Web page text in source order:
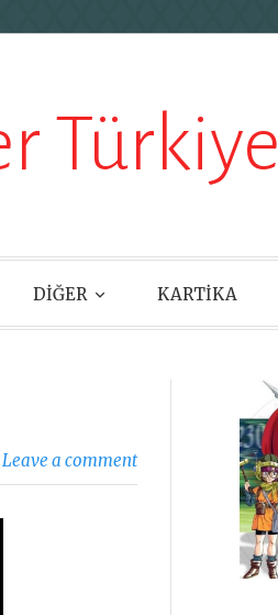
Türkiye
DİĞER KARTİKA
Leave a comment